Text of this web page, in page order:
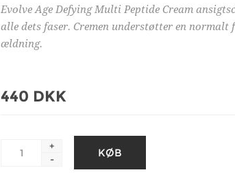
Evolve Age Defying Multi Peptide Cream
alle dets faser. Cremen understøtter en normalt
ældning.
440 DKK
+
-